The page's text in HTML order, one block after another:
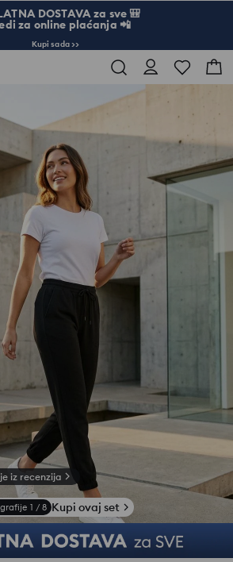
DOSTAVA za sve 🎒
za online plaćanja 📲
Kupi sada >>
trenirke
iz recenzija
1 / 8 Kupi ovaj set